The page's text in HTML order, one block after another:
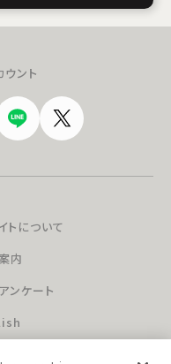
ント
トについて
内
ンケート